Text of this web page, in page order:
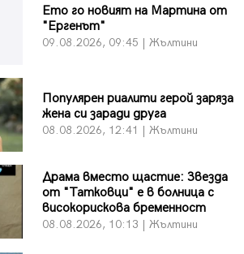
Ето го новият на Мартина от
"Ергенът"
09.08.2026, 09:45 | Жълтини
Популярен риалити герой заряза
жена си заради друга
08.08.2026, 12:41 | Жълтини
Драма вместо щастие: Звезда
от "Татковци" е в болница с
високорискова бременност
08.08.2026, 10:13 | Жълтини